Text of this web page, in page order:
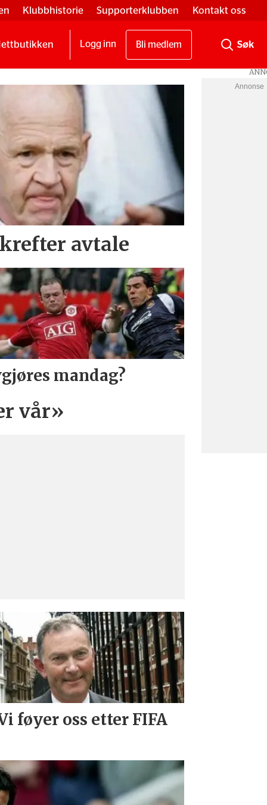
Klubbhistorie Supporterklubben Kontakt oss
Logg inn Bli medlem
avtale
mandag?
vår»
føyer oss etter FIFA
Annonse